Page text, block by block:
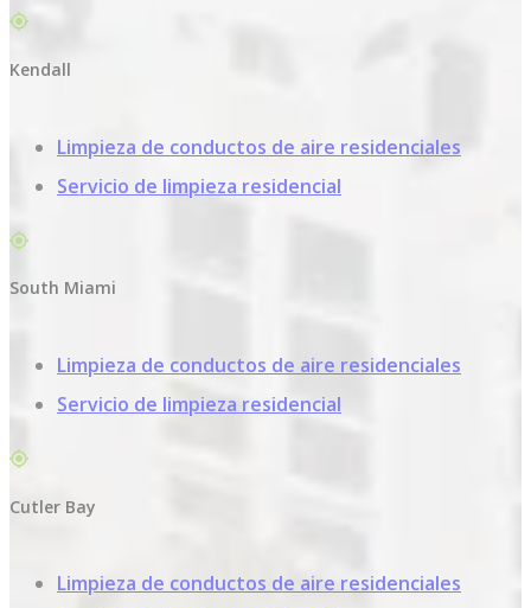
Kendall
Limpieza de conductos de aire residenciales
Servicio de limpieza residencial
South Miami
Limpieza de conductos de aire residenciales
Servicio de limpieza residencial
Cutler Bay
Limpieza de conductos de aire residenciales